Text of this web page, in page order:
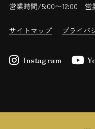
営業時間/5:00〜12:00 営
サイトマップ プライバ
Instagram